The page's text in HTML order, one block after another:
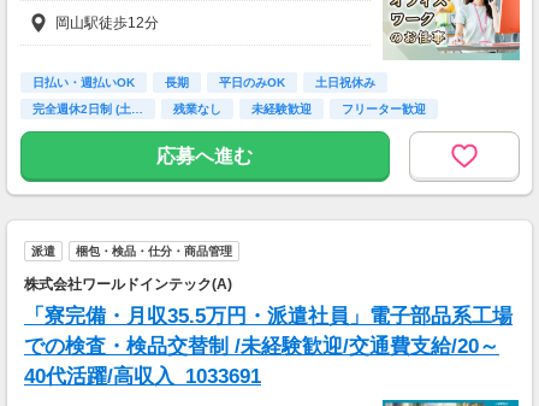
岡山駅徒歩12分
日払い・週払いOK 長期 平日のみOK
土日祝休み
完全週休2日制 (土…
残業なし 未経験歓迎
フリーター歓迎
高校卒業以上
応募へ進む
派遣 梱包・検品・仕分・商品管理
株式会社ワールドインテック(A)
「寮完備・月収35.5万円・派遣社員」電子部品系工場
での検査・検品交替制 /未経験歓迎/交通費支給/20～
40代活躍/高収入_1033691